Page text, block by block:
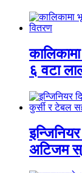
६ वटा
अटिजम